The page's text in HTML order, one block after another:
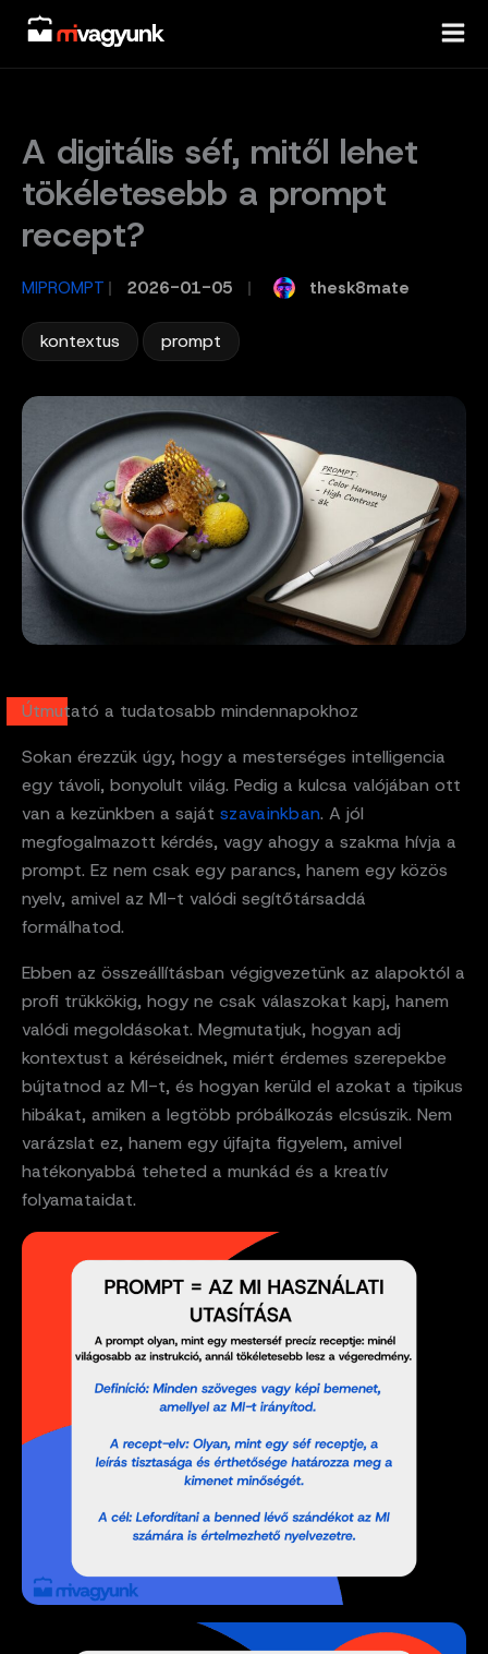
Skip
content
A digitális séf, mitől lehet
tökéletesebb a prompt
recept?
MIPROMPT / 2026-01-05 thesk8mate
kontextus prompt
Útmutató a tudatosabb mindennapokhoz
Sokan érezzük úgy, hogy a mesterséges intelligencia
egy távoli, bonyolult világ. Pedig a kulcsa valójában ott
van a kezünkben a saját szavainkban. A jól
megfogalmazott kérdés, vagy ahogy a szakma hívja a
prompt. Ez nem csak egy parancs, hanem egy közös
nyelv, amivel az MI-t valódi segítőtársaddá
formálhatod.
Ebben az összeállításban végigvezetünk az alapoktól a
profi trükkökig, hogy ne csak válaszokat kapj, hanem
valódi megoldásokat. Megmutatjuk, hogyan adj
kontextust a kéréseidnek, miért érdemes szerepekbe
bújtatnod az MI-t, és hogyan kerüld el azokat a tipikus
hibákat, amiken a legtöbb próbálkozás elcsúszik. Nem
varázslat ez, hanem egy újfajta figyelem, amivel
hatékonyabbá teheted a munkád és a kreatív
folyamataidat.